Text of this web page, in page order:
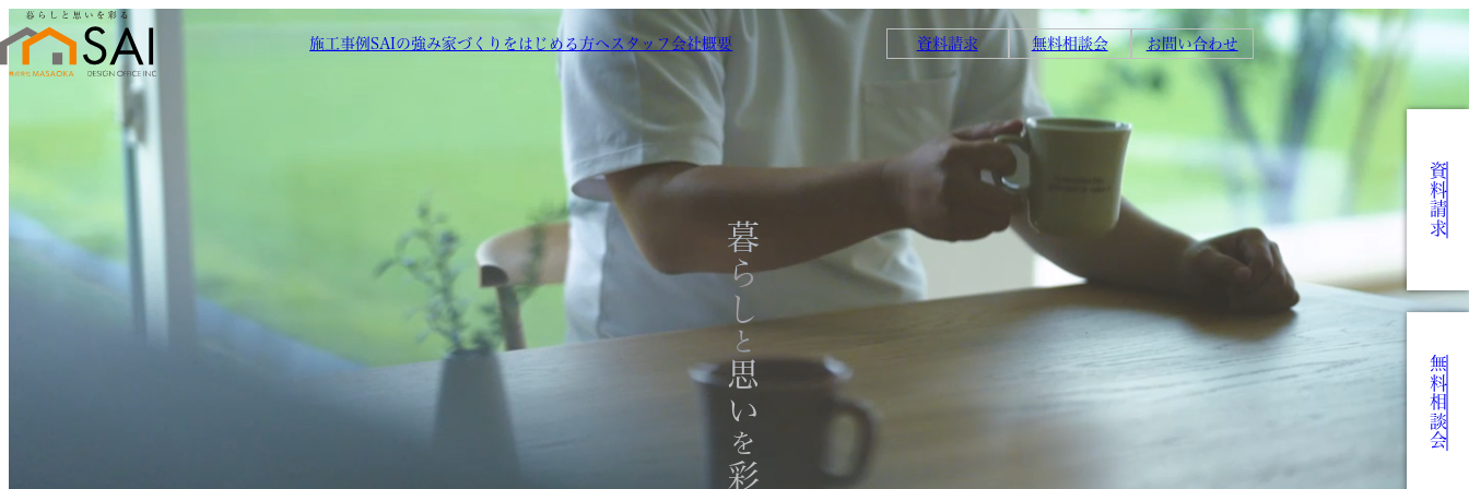
施工事例SAIの強み家づくりをはじめる方へ スタッフ会社概要 資料請求 無料相談会 お問い合わせ
暮らし
と
思い
を
資料請求
無料相談会